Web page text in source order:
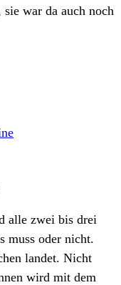
war da auch noch
alle zwei bis drei
muss oder nicht.
landet. Nicht
wird mit dem